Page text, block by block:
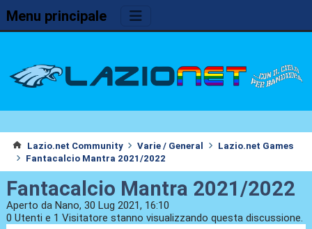
Menu principale
Lazio.net Community Varie / General
Lazio.net Games
Fantacalcio Mantra 2021/2022
Fantacalcio Mantra 2021/2022
Aperto da Nano, 30 Lug 2021, 16:10
0 Utenti e 1 Visitatore stanno visualizzando questa discussione.